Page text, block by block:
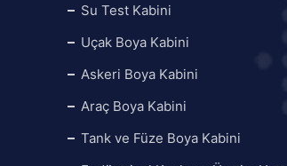
Su Test Kabini
Uçak Boya Kabini
Askeri Boya Kabini
Araç Boya Kabini
Tank ve Füze Boya Kabini